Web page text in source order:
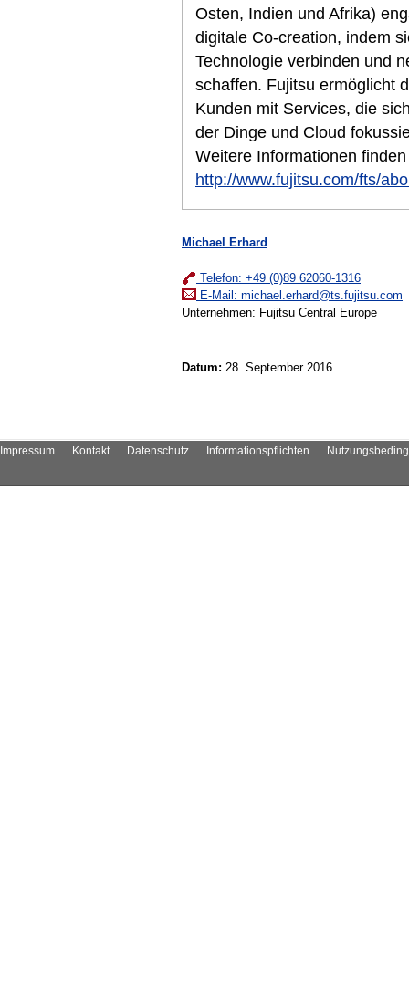
Osten, Indien und Afrika)
digitale Co-creation, indem
Technologie verbinden und
schaffen. Fujitsu ermöglicht
Kunden mit Services, die
der Dinge und Cloud
Weitere Informationen
http://www.fujitsu.com/fts/
Michael Erhard
Telefon: +49 (0)89 62060-1316
E-Mail: michael.erhard@ts.fujitsu.com
Unternehmen: Fujitsu Central Europe
Datum: 28. September 2016
Impressum Kontakt Datenschutz Informationspflichten